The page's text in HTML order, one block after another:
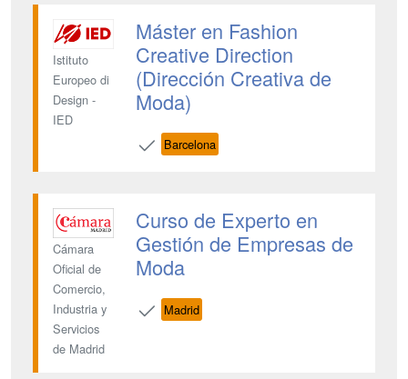
Istituto
Europeo di
Design -
IED
Máster en Fashion
Creative Direction
(Dirección Creativa de
Moda)
Barcelona
Cámara
Oficial de
Comercio,
Industria y
Servicios
de Madrid
Curso de Experto en
Gestión de Empresas de
Moda
Madrid